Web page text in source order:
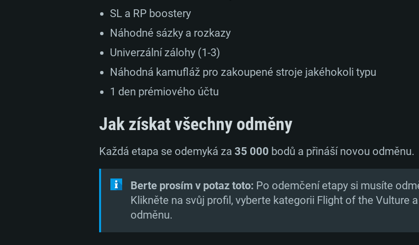
SL a RP boostery
Náhodné sázky a rozkazy
Univerzální zálohy (1-3)
Náhodná kamufláž pro zakoupené stroje jakéhokoli typu
1 den prémiového účtu
Jak získat všechny odměny
Každá etapa se odemyká za 35 000 bodů a přináší novou odměnu.
Berte prosím v potaz toto: Po odemčení etapy si musíte
Klikněte na svůj profil, vyberte kategorii Flight of the Vulture
odměnu.